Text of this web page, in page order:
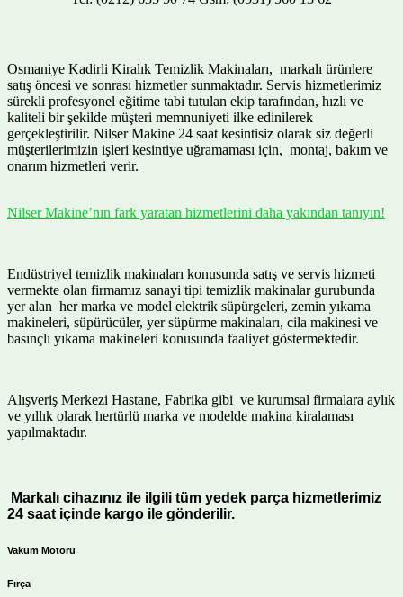
Osmaniye Kadirli Kiralık Temizlik Makinaları, markalı ürünlere
satış öncesi ve sonrası hizmetler sunmaktadır. Servis hizmetlerimiz
sürekli profesyonel eğitime tabi tutulan ekip tarafından, hızlı ve
kaliteli bir şekilde müşteri memnuniyeti ilke edinilerek
gerçekleştirilir. Nilser Makine 24 saat kesintisiz olarak siz değerli
müşterilerimizin işleri kesintiye uğramaması için, montaj, bakım ve
onarım hizmetleri verir.
Nilser Makine’nın fark yaratan hizmetlerini daha yakından tanıyın!
Endüstriyel temizlik makinaları konusunda satış ve servis hizmeti
vermekte olan firmamız sanayi tipi temizlik makinalar gurubunda
yer alan her marka ve model elektrik süpürgeleri, zemin yıkama
makineleri, süpürücüler, yer süpürme makinaları, cila makinesi ve
basınçlı yıkama makineleri konusunda faaliyet göstermektedir.
Alışveriş Merkezi Hastane, Fabrika gibi ve kurumsal firmalara aylık
ve yıllık olarak hertürlü marka ve modelde makina kiralaması
yapılmaktadır.
Markalı cihazınız ile ilgili tüm yedek parça hizmetlerimiz
24 saat içinde kargo ile gönderilir.
Vakum Motoru
Fırça